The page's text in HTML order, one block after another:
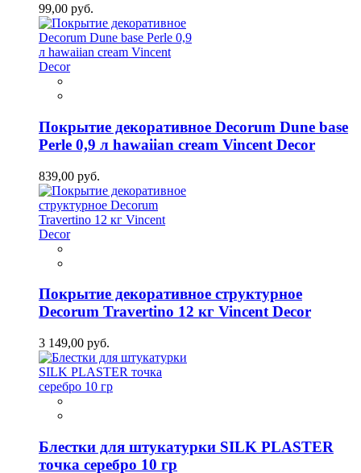
99,00 руб.
Покрытие декоративное Decorum Dune base
Perle 0,9 л hawaiian cream Vincent Decor
839,00 руб.
Покрытие декоративное структурное
Decorum Travertino 12 кг Vincent Decor
3 149,00 руб.
Блестки для штукатурки SILK PLASTER
точка серебро 10 гр